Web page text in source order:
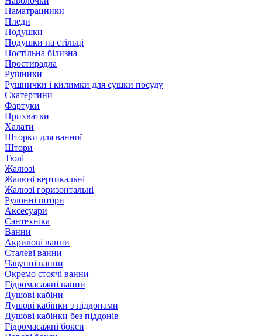
Наматрацники
Пледи
Подушки
Подушки на стільці
Постільна білизна
Простирадла
Рушники
Рушнички і килимки для сушки посуду
Скатертини
Фартуки
Прихватки
Халати
Шторки для ванної
Штори
Тюлі
Жалюзі
Жалюзі вертикальні
Жалюзі горизонтальні
Рулонні штори
Аксесуари
Сантехніка
Ванни
Акрилові ванни
Сталеві ванни
Чавунні ванни
Окремо стоячі ванни
Гідромасажні ванни
Душові кабіни
Душові кабінки з піддонами
Душові кабінки без піддонів
Гідромасажні бокси